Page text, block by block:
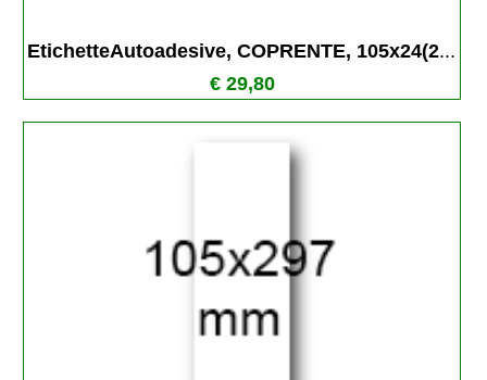
EtichetteAutoadesive, COPRENTE, 105x24(2...
€ 29,80